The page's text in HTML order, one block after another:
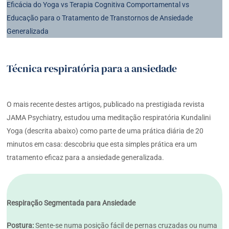
Eficácia do Yoga vs Terapia Cognitiva Comportamental vs
Educação para o Tratamento de Transtornos de Ansiedade
Generalizada
Técnica respiratória para a ansiedade
O mais recente destes artigos, publicado na prestigiada revista
JAMA Psychiatry, estudou uma meditação respiratória Kundalini
Yoga (descrita abaixo) como parte de uma prática diária de 20
minutos em casa: descobriu que esta simples prática era um
tratamento eficaz para a ansiedade generalizada.
Respiração Segmentada para Ansiedade
Postura:Sente-se numa posição fácil de pernas cruzadas ou numa